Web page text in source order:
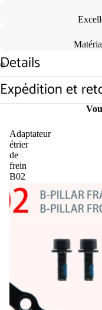
Ouvrir
l’image
en
écran
Ouvrir
l’image
en
écran
Details
Expédition et
Adaptateur
étrier
de
frein
B02